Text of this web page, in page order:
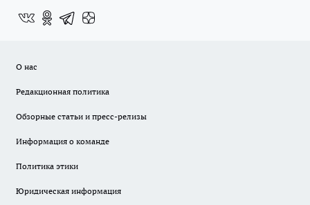
О нас
Редакционная политика
Обзорные статьи и пресс-релизы
Информация о команде
Политика этики
Юридическая информация